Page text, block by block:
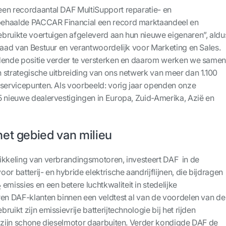
recordaantal DAF MultiSupport reparatie- en
PACCAR Financial een record marktaandeel en
voertuigen afgeleverd aan hun nieuwe eigenaren”,
van Bestuur en verantwoordelijk voor Marketing en Sales.
positie verder te versterken en daarom werken we samen
uitbreiding van ons netwerk van meer dan 1.100
Als voorbeeld: vorig jaar openden onze
dealervestigingen in Europa, Zuid-Amerika, Azië en
gebied van milieu
van verbrandingsmotoren, investeert DAF in de
batterij- en hybride elektrische aandrijflijnen, die bijdragen
emissies en een betere luchtkwaliteit in stedelijke
DAF-klanten binnen een veldtest al van de voordelen van de
zijn emissievrije batterijtechnologie bij het rijden
schone dieselmotor daarbuiten. Verder kondigde DAF de